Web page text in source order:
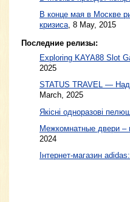
В конце мая в Москве
кризиса 8 May, 2015
Последние релизы:
Exploring KAYA88 Slot
2025
STATUS TRAVEL —
March, 2025
Якісні одноразові
Межкомнатные двери –
2024
Інтернет-магазин